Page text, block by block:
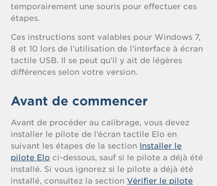
temporairement une souris pour effectuer ces
étapes.
Ces instructions sont valables pour Windows 7,
8 et 10 lors de l’utilisation de l’interface à écran
tactile USB. Il se peut qu’il y ait de légères
différences selon votre version.
Avant de commencer
Avant de procéder au calibrage, vous devez
installer le pilote de l’écran tactile Elo en
suivant les étapes de la section Installer le
pilote Elo ci-dessous, sauf si le pilote a déjà été
installé. Si vous ignorez si le pilote a déjà été
installé, consultez la sectionVérifier le pilote